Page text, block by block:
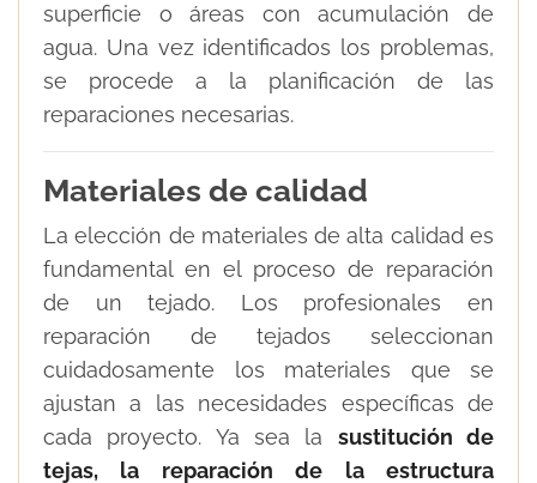
superficie o áreas con acumulación de
agua. Una vez identificados los problemas,
se procede a la planificación de las
reparaciones necesarias.
Materiales de calidad
La elección de materiales de alta calidad es
fundamental en el proceso de reparación
de un tejado. Los profesionales en
reparación de tejados seleccionan
cuidadosamente los materiales que se
ajustan a las necesidades específicas de
cada proyecto. Ya sea la sustitución de
tejas, la reparación de la estructura